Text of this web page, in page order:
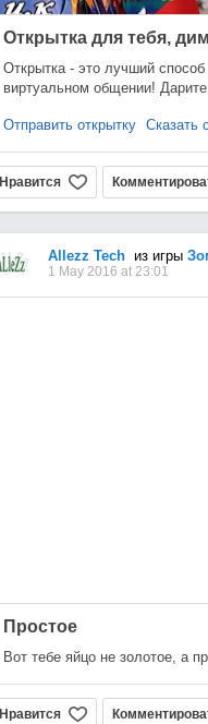
Открытка для тебя,
Открытка - это лучший
виртуальном общении!
Отправить открытку Сказать
Нравится
Allezz Techиз игры
1 May 2016 at 23:01
Простое
Вот тебе яйцо не золотое, а
Нравится